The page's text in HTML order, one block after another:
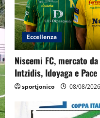
Eccellenza
Niscemi FC, mercato
Intzidis, Idoyaga e Pace
sportjonico 08/08/2026